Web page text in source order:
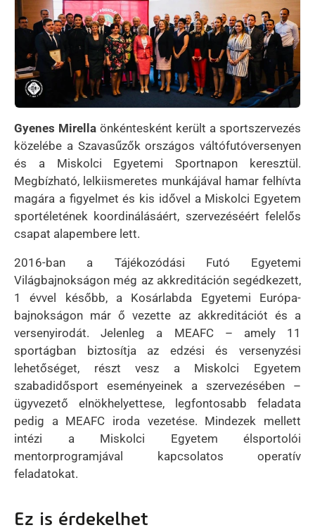
Gyenes Mirella önkéntesként került a sportszervezés
közelébe a Szavasűzők országos váltófutóversenyen
és a Miskolci Egyetemi Sportnapon keresztül.
Megbízható, lelkiismeretes munkájával hamar felhívta
magára a figyelmet és kis idővel a Miskolci Egyetem
sportéletének koordinálásáért, szervezéséért felelős
csapat alapembere lett.
2016-ban a Tájékozódási Futó Egyetemi
Világbajnokságon még az akkreditáción segédkezett,
1 évvel később, a Kosárlabda Egyetemi Európa-
bajnokságon már ő vezette az akkreditációt és a
versenyirodát. Jelenleg a MEAFC – amely 11
sportágban biztosítja az edzési és versenyzési
lehetőséget, részt vesz a Miskolci Egyetem
szabadidősport eseményeinek a szervezésében –
ügyvezető elnökhelyettese, legfontosabb feladata
pedig a MEAFC iroda vezetése. Mindezek mellett
intézi a Miskolci Egyetem élsportolói
mentorprogramjával kapcsolatos operatív
feladatokat.
Ez is érdekelhet